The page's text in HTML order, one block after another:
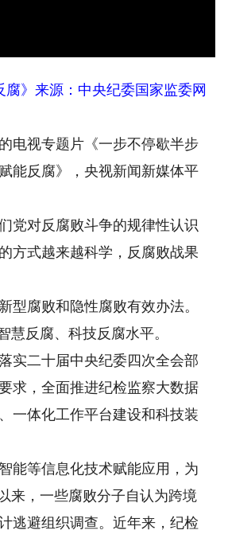
》来源：中央纪委国家监委网
视专题片《一步不停歇半步
能反腐》，央视新闻新媒体平
对反腐败斗争的规律性认识
方式越来越科学，反腐败战果
腐败和隐性腐败有效办法。
慧反腐、科技反腐水平。
二十届中央纪委四次全会部
求，全面推进纪检监察大数据
一体化工作平台建设和科技装
等信息化技术赋能应用，为
来，一些腐败分子自认为跨境
逃避组织调查。近年来，纪检